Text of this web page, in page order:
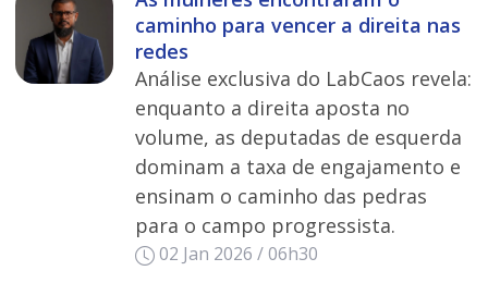
caminho para vencer a direita nas
redes
Análise exclusiva do LabCaos revela:
enquanto a direita aposta no
volume, as deputadas de esquerda
dominam a taxa de engajamento e
ensinam o caminho das pedras
para o campo progressista.
02 Jan 2026 / 06h30